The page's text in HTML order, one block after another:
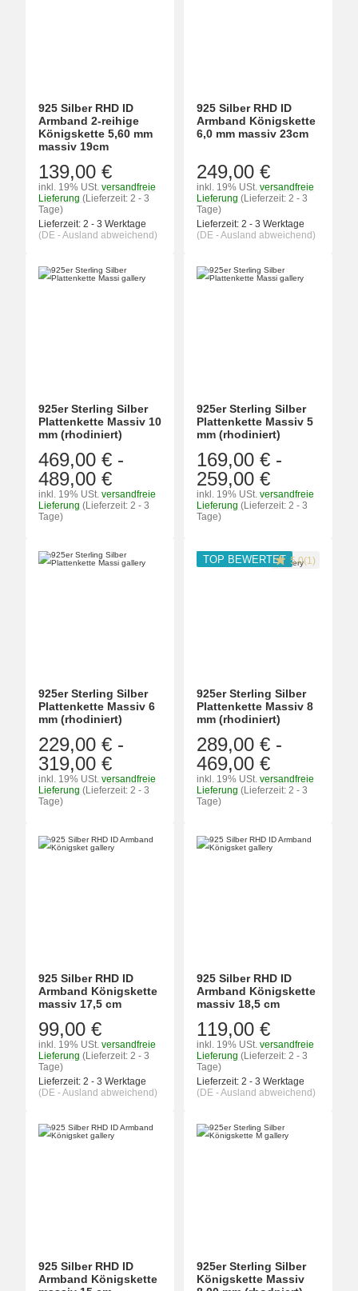
925 Silber RHD ID
Armband 2-reihige
Königskette 5,60 mm
massiv 19cm
139,00 €
inkl. 19% USt. versandfreie
Lieferung (Lieferzeit: 2 - 3
Tage)
Lieferzeit: 2 - 3 Werktage
(DE - Ausland abweichend)
925 Silber RHD ID
Armband Königskette
6,0 mm massiv 23cm
249,00 €
inkl. 19% USt. versandfreie
Lieferung (Lieferzeit: 2 - 3
Tage)
Lieferzeit: 2 - 3 Werktage
(DE - Ausland abweichend)
925er Sterling Silber
Plattenkette Massiv 10
mm (rhodiniert)
469,00 € -
489,00 €
inkl. 19% USt. versandfreie
Lieferung (Lieferzeit: 2 - 3
Tage)
925er Sterling Silber
Plattenkette Massiv 5
mm (rhodiniert)
169,00 € -
259,00 €
inkl. 19% USt. versandfreie
Lieferung (Lieferzeit: 2 - 3
Tage)
925er Sterling Silber
Plattenkette Massiv 6
mm (rhodiniert)
229,00 € -
319,00 €
inkl. 19% USt. versandfreie
Lieferung (Lieferzeit: 2 - 3
Tage)
TOP BEWERTET 5.0(1)
925er Sterling Silber
Plattenkette Massiv 8
mm (rhodiniert)
289,00 € -
469,00 €
inkl. 19% USt. versandfreie
Lieferung (Lieferzeit: 2 - 3
Tage)
925 Silber RHD ID
Armband Königskette
massiv 17,5 cm
99,00 €
inkl. 19% USt. versandfreie
Lieferung (Lieferzeit: 2 - 3
Tage)
Lieferzeit: 2 - 3 Werktage
(DE - Ausland abweichend)
925 Silber RHD ID
Armband Königskette
massiv 18,5 cm
119,00 €
inkl. 19% USt. versandfreie
Lieferung (Lieferzeit: 2 - 3
Tage)
Lieferzeit: 2 - 3 Werktage
(DE - Ausland abweichend)
925 Silber RHD ID
Armband Königskette
925er Sterling Silber
Königskette Massiv